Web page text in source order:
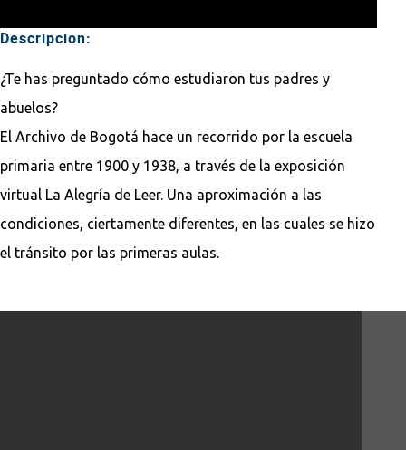
Descripcion:
¿Te has preguntado cómo estudiaron tus padres y
abuelos?
El Archivo de Bogotá hace un recorrido por la escuela
primaria entre 1900 y 1938, a través de la exposición
virtual La Alegría de Leer. Una aproximación a las
condiciones, ciertamente diferentes, en las cuales se hizo
el tránsito por las primeras aulas.